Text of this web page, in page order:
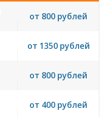
от 800 рублей
от 1350 рублей
от 800 рублей
от 400 рублей